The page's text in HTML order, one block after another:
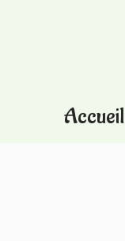
Accueil